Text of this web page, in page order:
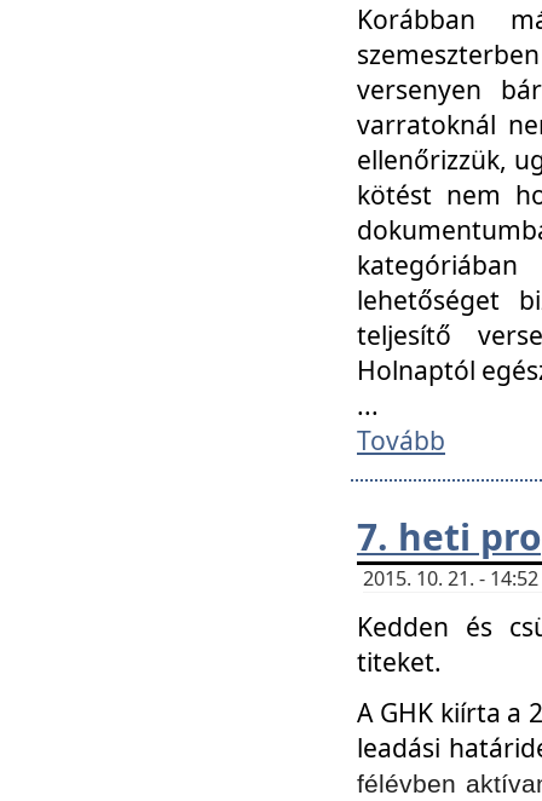
Korábban
versenyen
varratoknál
ellenőrizzük,
kötést nem
lehetőséget
teljesítő
Holnaptól
...
Tovább
7. heti
2015. 10. 21. -
Kedden és
titeket.
A GHK kiírta a
leadási
félévben